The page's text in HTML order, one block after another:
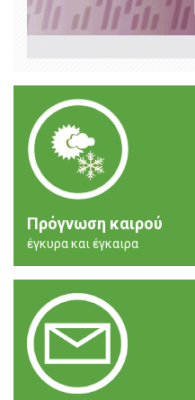
Πρόγνωση καιρού
έγκυρα και έγκαιρα